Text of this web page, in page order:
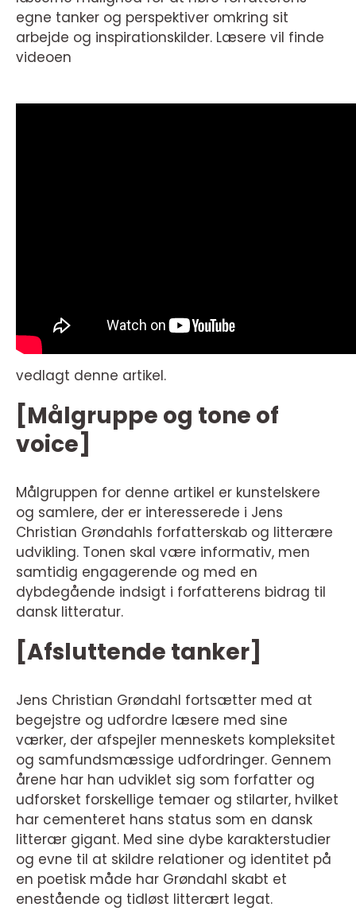
egne tanker og perspektiver omkring sit
arbejde og inspirationskilder. Læsere vil finde
videoen
vedlagt denne artikel.
[Målgruppe og tone of
voice]
Målgruppen for denne artikel er kunstelskere
og samlere, der er interesserede i Jens
Christian Grøndahls forfatterskab og litterære
udvikling. Tonen skal være informativ, men
samtidig engagerende og med en
dybdegående indsigt i forfatterens bidrag til
dansk litteratur.
[Afsluttende tanker]
Jens Christian Grøndahl fortsætter med at
begejstre og udfordre læsere med sine
værker, der afspejler menneskets kompleksitet
og samfundsmæssige udfordringer. Gennem
årene har han udviklet sig som forfatter og
udforsket forskellige temaer og stilarter, hvilket
har cementeret hans status som en dansk
litterær gigant. Med sine dybe karakterstudier
og evne til at skildre relationer og identitet på
en poetisk måde har Grøndahl skabt et
enestående og tidløst litterært legat.